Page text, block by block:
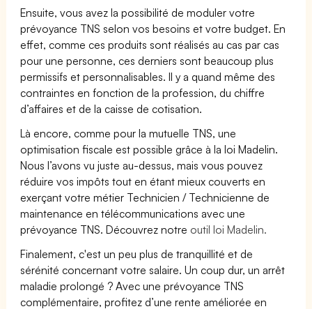
Ensuite, vous avez la possibilité de moduler votre
prévoyance TNS selon vos besoins et votre budget. En
effet, comme ces produits sont réalisés au cas par cas
pour une personne, ces derniers sont beaucoup plus
permissifs et personnalisables. Il y a quand même des
contraintes en fonction de la profession, du chiffre
d’affaires et de la caisse de cotisation.
Là encore, comme pour la mutuelle TNS, une
optimisation fiscale est possible grâce à la loi Madelin.
Nous l’avons vu juste au-dessus, mais vous pouvez
réduire vos impôts tout en étant mieux couverts en
exerçant votre métier Technicien / Technicienne de
maintenance en télécommunications avec une
prévoyance TNS. Découvrez notre outil loi Madelin.
Finalement, c'est un peu plus de tranquillité et de
sérénité concernant votre salaire. Un coup dur, un arrêt
maladie prolongé ? Avec une prévoyance TNS
complémentaire, profitez d’une rente améliorée en